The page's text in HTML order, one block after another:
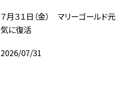
７月３１日（金） マリーゴールド元
気に復活
2026/07/31